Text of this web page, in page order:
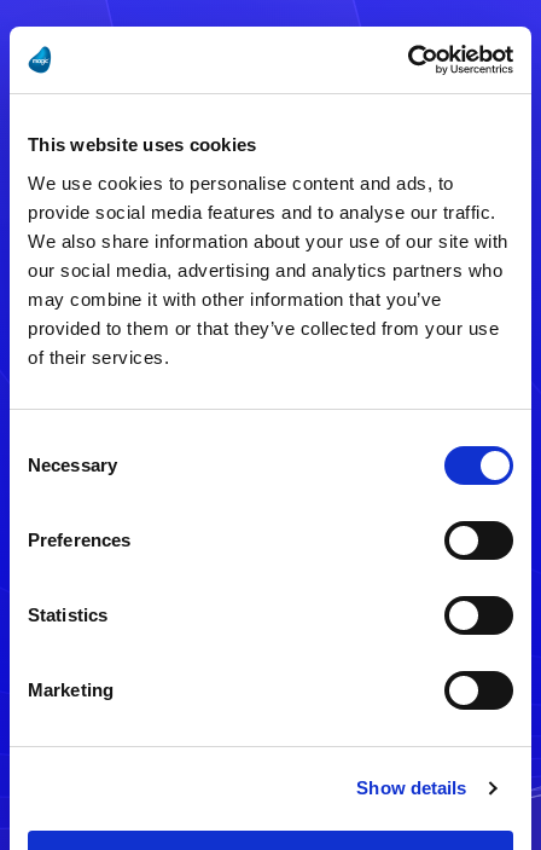
This website uses cookies
We use cookies to personalise content and ads, to
provide social media features and to analyse our traffic.
We also share information about your use of our site with
our social media, advertising and analytics partners who
may combine it with other information that you’ve
provided to them or that they’ve collected from your use
of their services.
Selection
Necessary
Preferences
Statistics
Marketing
Show details
注意事項
ある可能性があります。
メールアドレスをご確認のうえ、
再度手続きを行ってください。
メルマガ配信停止